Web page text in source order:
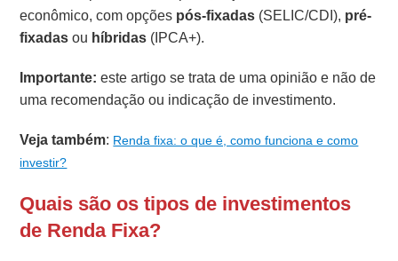
econômico, com opções pós-fixadas (SELIC/CDI), pré-
fixadasou híbridas (IPCA+).
Importante: este artigo se trata de uma opinião e não de
uma recomendação ou indicação de investimento.
Veja também: Renda fixa: o que é, como funciona e como
investir?
Quais são os tipos de investimentos
de Renda Fixa?